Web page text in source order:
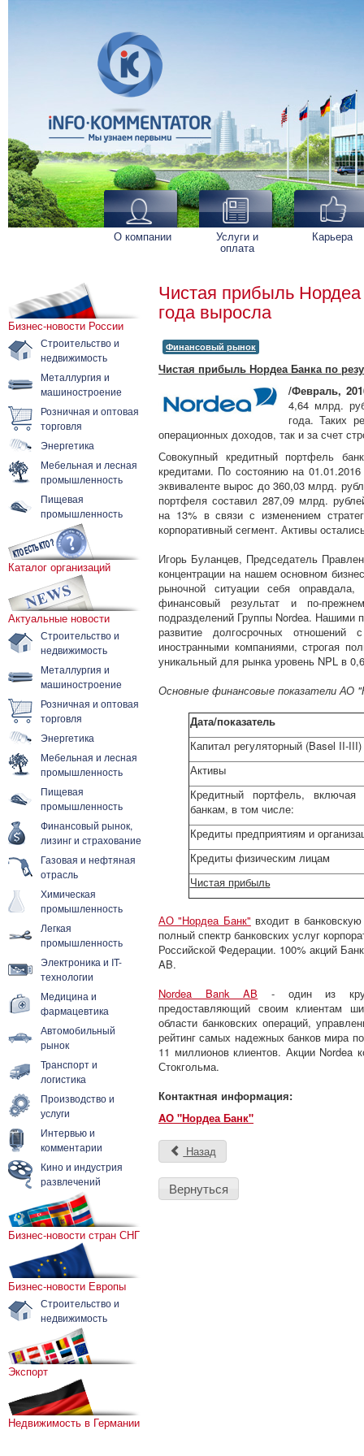
О компании Услуги и
оплата
Карьера
Бизнес-новости России
Строительство и
недвижимость
Металлургия и
машиностроение
Розничная и оптовая
торговля
Энергетика
Мебельная и лесная
промышленность
Пищевая
промышленность
Каталог организаций
Актуальные новости
Строительство и
недвижимость
Металлургия и
машиностроение
Розничная и оптовая
торговля
Энергетика
Мебельная и лесная
промышленность
Пищевая
промышленность
Финансовый рынок,
лизинг и страхование
Газовая и нефтяная
отрасль
Химическая
промышленность
Легкая
промышленность
Электроника и IT-
технологии
Медицина и
фармацевтика
Автомобильный
рынок
Транспорт и
логистика
Производство и
услуги
Интервью и
комментарии
Кино и индустрия
развлечений
Бизнес-новости стран СНГ
Бизнес-новости Европы
Строительство и
недвижимость
Экспорт
Недвижимость в Германии
Чистая прибыль Нордеа
года выросла
Финансовый рынок
Чистая прибыль Нордеа Банка по
/Февраль,
4,64 млрд.
года. Таких
операционных доходов, так и за счет
Совокупный кредитный портфель
кредитами. По состоянию на
эквиваленте вырос до 360,03 млрд.
портфеля составил 287,09 млрд.
на 13% в связи с изменением
корпоративный сегмент. Активы
Игорь Буланцев, Председатель
концентрации на нашем основном
рыночной ситуации себя
финансовый результат и по-
подразделений Группы Nordea. Нашими
развитие долгосрочных
иностранными компаниями, строгая
уникальный для рынка уровень NPL в
Основные финансовые показатели АО
Дата/показатель
Капитал регуляторный (Basel II-III)
Активы
Кредитный портфель, включая
банкам, в том числе:
Кредиты предприятиям и
Кредиты физическим лицам
Чистая прибыль
АО "Нордеа Банк" входит в
полный спектр банковских услуг
Российской Федерации. 100% акций
AB.
Nordea Bank AB - один из
предоставляющий своим клиентам
области банковских операций,
рейтинг самых надежных банков мира
11 миллионов клиентов. Акции Nordea
Стокгольма.
Контактная информация:
AO "Нордеа Банк"
Назад
Вернуться